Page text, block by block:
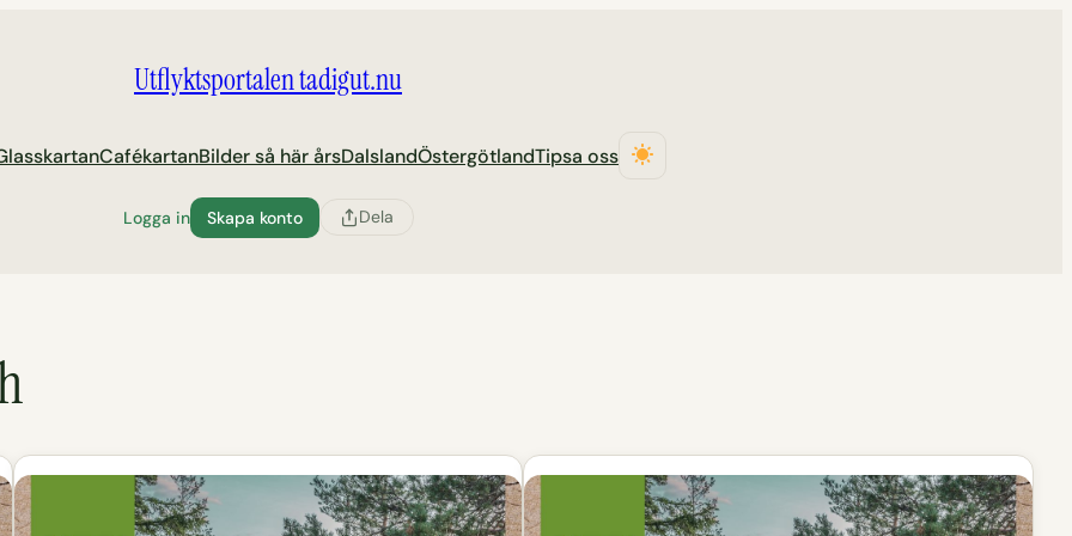
Utflyktsportalen tadigut.nu
CafékartanBilder så här årsDalslandÖstergötlandTipsa oss
Logga in Skapa konto Dela